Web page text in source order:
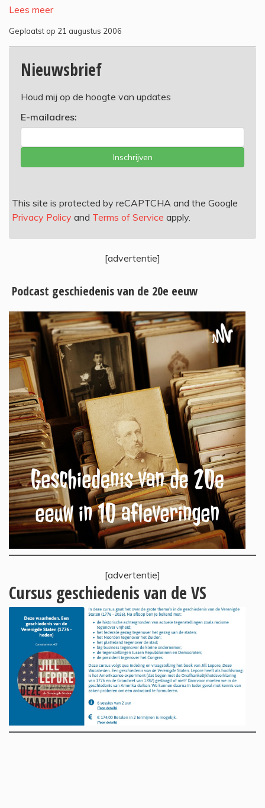
Lees meer
Geplaatst op 21 augustus 2006
Nieuwsbrief
Houd mij op de hoogte van updates
E-mailadres:
Inschrijven
This site is protected by reCAPTCHA and the Google
Privacy Policy and Terms of Service apply.
[advertentie]
Podcast geschiedenis van de 20e eeuw
[advertentie]
Cursus geschiedenis van de VS